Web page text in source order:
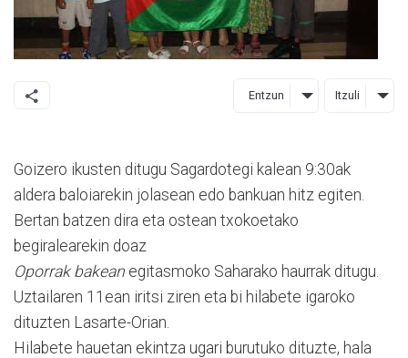
Entzun Itzuli
Goizero ikusten ditugu Sagardotegi kalean 9:30ak
aldera baloiarekin jolasean edo bankuan hitz egiten.
Bertan batzen dira eta ostean txokoetako
begiralearekin doaz
Oporrak bakean egitasmoko Saharako haurrak ditugu.
Uztailaren 11ean iritsi ziren eta bi hilabete igaroko
dituzten Lasarte-Orian.
Hilabete hauetan ekintza ugari burutuko dituzte, hala